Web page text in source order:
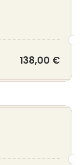
138,00 €